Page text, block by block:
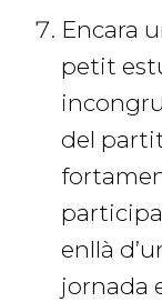
Encara
petit
del
enllà
jornada